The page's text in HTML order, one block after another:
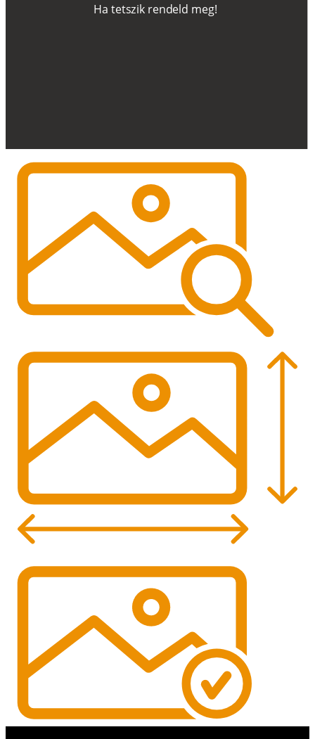
Ha tetszik rendeld meg!